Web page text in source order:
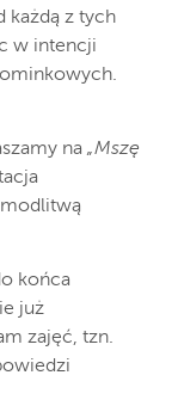
każdą z tych
w intencji
na „Mszę
końca
już
zajęć, tzn.